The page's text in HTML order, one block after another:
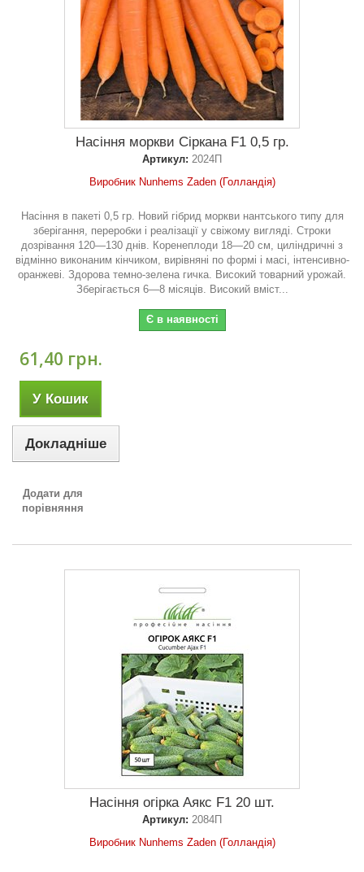
Насіння моркви Сіркана F1 0,5 гр.
Артикул: 2024П
Виробник Nunhems Zaden (Голландія)
Насіння в пакеті 0,5 гр. Новий гібрид моркви нантського типу для
зберігання, переробки і реалізації у свіжому вигляді. Строки
дозрівання 120—130 днів. Коренеплоди 18—20 см, циліндричні з
відмінно виконаним кінчиком, вирівняні по формі і масі, інтенсивно-
оранжеві. Здорова темно-зелена гичка. Високий товарний урожай.
Зберігається 6—8 місяців. Високий вміст...
Є в наявності
61,40 грн.
У Кошик
Докладніше
Додати для
порівняння
Насіння огірка Аякс F1 20 шт.
Артикул: 2084П
Виробник Nunhems Zaden (Голландія)